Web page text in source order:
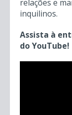
relações e
inquilinos.
Assista à
do YouTube!